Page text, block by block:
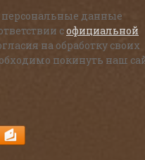
данные
софициальной
на обработку своих
покинуть наш